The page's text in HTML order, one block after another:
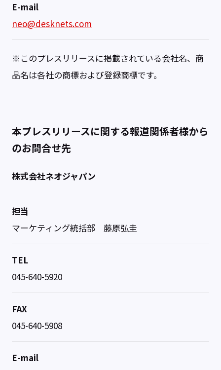
E-mail
neo@desknets.com
※このプレスリリースに掲載されている会社名、商
品名は各社の商標および登録商標です。
本プレスリリースに関する報道関係者様から
のお問合せ先
株式会社ネオジャパン
担当
マーケティング統括部 藤原弘圭
TEL
045-640-5920
FAX
045-640-5908
E-mail